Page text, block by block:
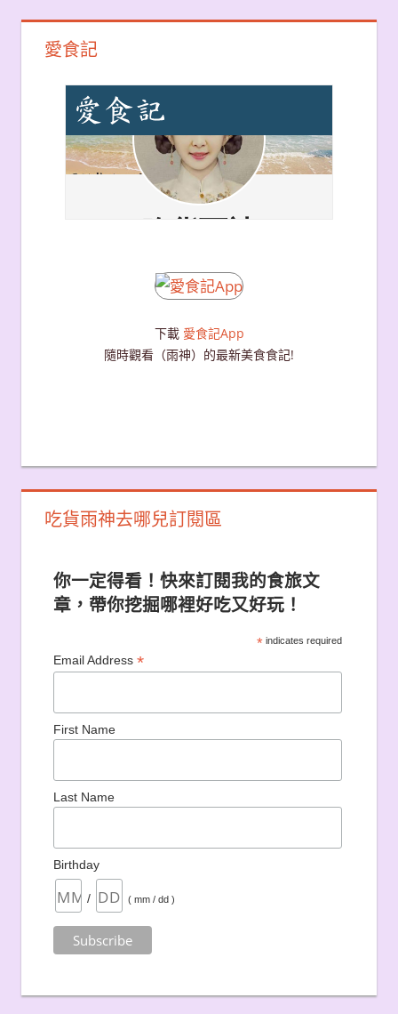
愛食記
下載 愛食記App
隨時觀看（雨神）的最新美食食記!
吃貨雨神去哪兒訂閱區
你一定得看！快來訂閱我的食旅文
章，帶你挖掘哪裡好吃又好玩！
*indicates required
Email Address *
First Name
Last Name
Birthday
/ ( mm / dd )